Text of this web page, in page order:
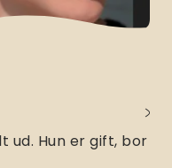
ud. Hun er gift, bor